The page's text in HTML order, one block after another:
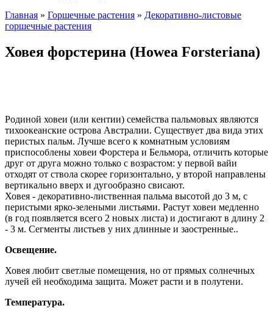
Главная » Горшечные растения » Декоративно-листовые
горшечные растения
Ховея форстерина (Howea Forsteriana)
Родиной ховеи (или кентии) семейства пальмовых являются
тихоокеанские острова Австралии. Существует два вида этих
перистых пальм. Лучше всего к комнатным условиям
приспособлены ховеи Форстера и Бельмора, отличить которые
друг от друга можно только с возрастом: у первой вайи
отходят от ствола скорее горизонтально, у второй направлены
вертикально вверх и дугообразно свисают.
Ховея - декоративно-лиственная пальма высотой до 3 м, с
перистыми ярко-зелеными листьями. Растут ховеи медленно
(в год появляется всего 2 новых листа) и достигают в длину 2
- 3 м. Сегменты листьев у них длинные и заостренные..
Освещение.
Ховея любит светлые помещения, но от прямых солнечных
лучей ей необходима защита. Может расти и в полутени.
Температура.